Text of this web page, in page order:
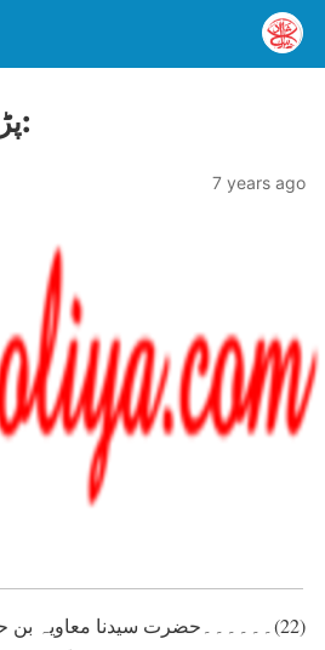
پڑوسیوں کے حقوق:
7 years ago
(22)۔۔۔۔۔۔حضرت سیدنا معاويہ بن